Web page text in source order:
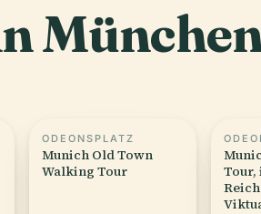
ODEONSPLATZ
Munich Old Town
Walking Tour